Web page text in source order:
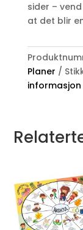
sider –
at det blir
Planer
informasjon